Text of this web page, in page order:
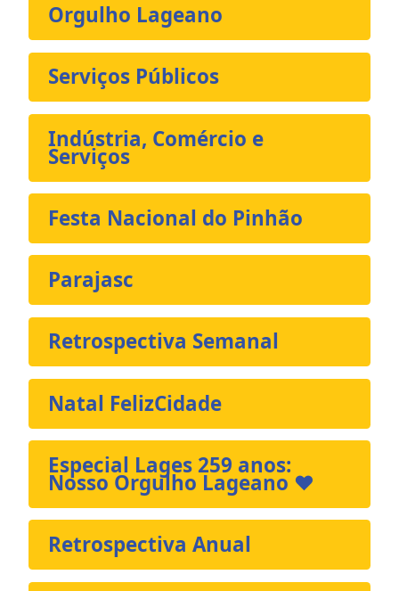
Orgulho Lageano
Serviços Públicos
Indústria, Comércio e
Serviços
Festa Nacional do Pinhão
Parajasc
Retrospectiva Semanal
Natal FelizCidade
Especial Lages 259 anos:
Nosso Orgulho Lageano ❤️
Retrospectiva Anual